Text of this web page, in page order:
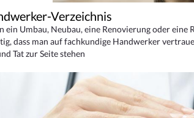
Verzeichnis
ein Umbau, Neubau, eine Renovierung oder eine
dass man auf fachkundige Handwerker
Tat zur Seite stehen